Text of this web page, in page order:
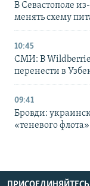
В Севастополе
менять схему
10:45
СМИ: В
перенести в
09:41
Бровди:
«теневого